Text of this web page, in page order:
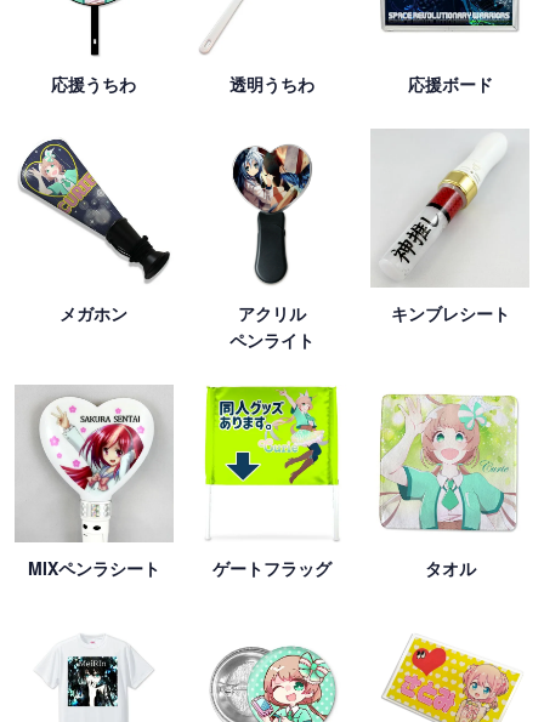
応援うちわ 透明うちわ 応援ボード
メガホン
アクリル
ペンライト
キンブレシート
MIXペンラシート ゲートフラッグ タオル